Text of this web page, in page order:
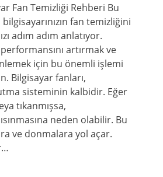
Fan Temizliği Rehberi Bu
fan temizliğini
adım adım anlatıyor.
performansını artırmak ve
için bu önemli işlemi
Bilgisayar fanları,
sisteminin kalbidir. Eğer
tıkanmışsa,
neden olabilir. Bu
ve donmalara yol açar.